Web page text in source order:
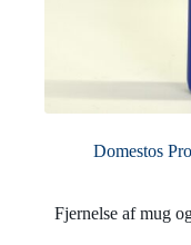
Domestos
Fjernelse af mug